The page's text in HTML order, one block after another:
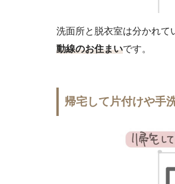
洗面所と脱衣室は分かれて
動線のお住まいです。
帰宅して片付けや手